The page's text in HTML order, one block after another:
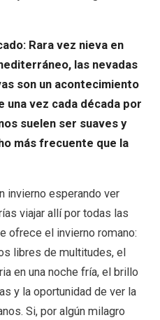
Rara vez nieva en
las nevadas
son un acontecimiento
una vez cada década por
suelen ser suaves y
más frecuente que la
invierno esperando ver
viajar allí por todas las
ofrece el invierno romano:
libres de multitudes, el
en una noche fría, el brillo
y la oportunidad de ver la
Si, por algún milagro